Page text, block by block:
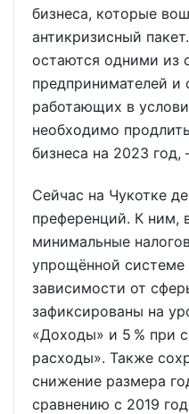
бизнеса, которые
антикризисный
остаются одними из
предпринимателей и
работающих в
необходимо
бизнеса на 2023
Сейчас на Чукотке
преференций. К ним,
минимальные
упрощённой системе
зависимости от
зафиксированы на
«Доходы» и 5 % при
расходы». Также
снижение размера
сравнению с 2019